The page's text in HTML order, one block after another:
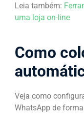
Leia também:
uma loja on-line
Como
Veja como
WhatsApp de